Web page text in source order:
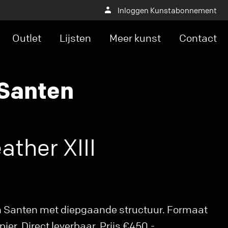
Inloggen Kunstabonnement
Outlet Lijsten Meer kunst Contact
XIII
Santen met diepgaande structuur. Formaat